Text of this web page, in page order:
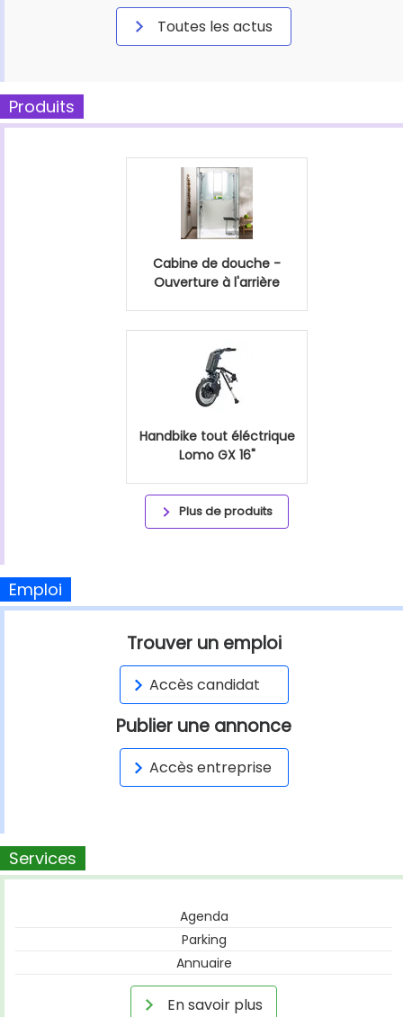
Toutes les actus
Produits
Cabine de douche -
Ouverture à l'arrière
Handbike tout éléctrique
Lomo GX 16"
Plus de produits
Emploi
Trouver un emploi
Accès candidat
Publier une annonce
Accès entreprise
Services
Agenda
Parking
Annuaire
En savoir plus